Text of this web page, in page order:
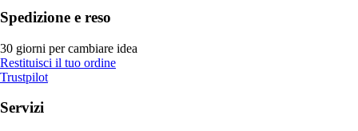
Spedizione e reso
30 giorni per cambiare idea
Restituisci il tuo ordine
Trustpilot
Servizi